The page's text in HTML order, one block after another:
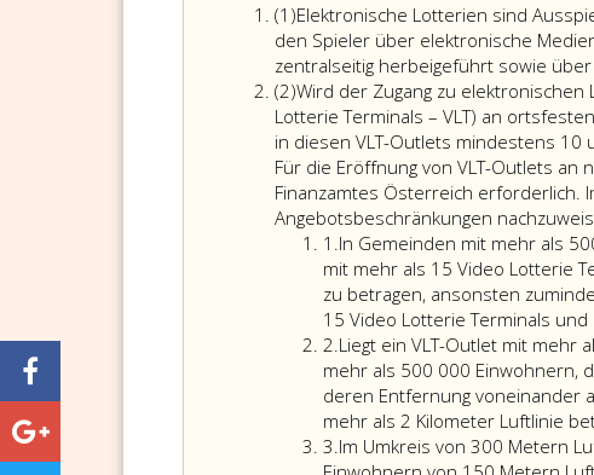
(1)Absatz
eins
Elektronische Lotterien sind
den Spieler über elektronische
zentralseitig herbeigeführt sowie
(2)Absatz
2
Wird der Zugang zu
Lotterie Terminals – VLT) an
in diesen VLT-Outlets mindestens
Für die Eröffnung von VLT-Outlets
Finanzamtes Österreich erforderlich.
Angebotsbeschränkungen
1.Ziffer
eins
In Gemeinden mit mehr als
mit mehr als 15 Video Lotterie
zu betragen, ansonsten
15 Video Lotterie Terminals und
2.Ziffer
2
Liegt ein VLT-Outlet mit mehr
mehr als 500 000 Einwohnern,
deren Entfernung voneinander
mehr als 2 Kilometer Luftlinie
3.Ziffer
3
Im Umkreis von 300 Metern